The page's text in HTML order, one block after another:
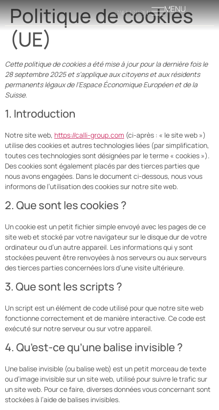
MENU
Politique de cookies
(UE)
Cette politique de cookies a été mise à jour pour la dernière fois le
28 septembre 2025 et s’applique aux citoyens et aux résidents
permanents légaux de l’Espace Économique Européen et de la
Suisse.
1. Introduction
Notre site web, https://calli-group.com (ci-après : « le site web »)
utilise des cookies et autres technologies liées (par simplification,
toutes ces technologies sont désignées par le terme « cookies »).
Des cookies sont également placés par des tierces parties que
nous avons engagées. Dans le document ci-dessous, nous vous
informons de l’utilisation des cookies sur notre site web.
2. Que sont les cookies ?
Un cookie est un petit fichier simple envoyé avec les pages de ce
site web et stocké par votre navigateur sur le disque dur de votre
ordinateur ou d’un autre appareil. Les informations qui y sont
stockées peuvent être renvoyées à nos serveurs ou aux serveurs
des tierces parties concernées lors d’une visite ultérieure.
3. Que sont les scripts ?
Un script est un élément de code utilisé pour que notre site web
fonctionne correctement et de manière interactive. Ce code est
exécuté sur notre serveur ou sur votre appareil.
4. Qu’est-ce qu’une balise invisible ?
Une balise invisible (ou balise web) est un petit morceau de texte
ou d’image invisible sur un site web, utilisé pour suivre le trafic sur
un site web. Pour ce faire, diverses données vous concernant sont
stockées à l’aide de balises invisibles.